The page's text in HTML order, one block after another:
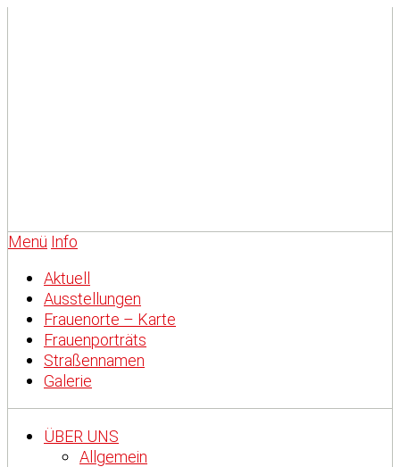
Menü Info
Aktuell
Ausstellungen
Frauenorte – Karte
Frauenporträts
Straßennamen
Galerie
ÜBER UNS
Allgemein